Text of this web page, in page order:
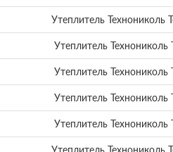
Утеплитель Технониколь
Утеплитель
Утеплитель
Утеплитель
Утеплитель
Утеплитель Технониколь